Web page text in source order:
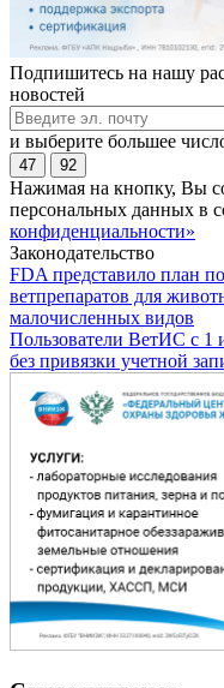
Подпишитесь на нашу
новостей
и выберите большее
47 92
Нажимая на кнопку, Вы
персональных данных в
конфиденциальности»
Законодательство
FDA представило план
ветпрепаратов для
малочисленных видов
Пользователи ВетИС с 1
без привязки учетной